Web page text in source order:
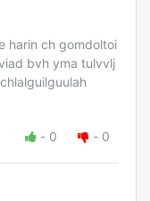
harin ch gomdoltoi
bvh yma tulvvlj
- 0 - 0